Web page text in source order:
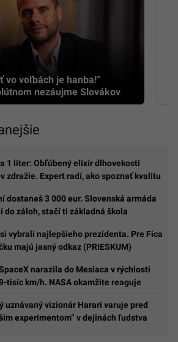
vo voľbách je hanba!“
nezáujme Slovákov
1 liter: Obľúbený elixír dlhovekosti
zdražie. Expert radí, ako spoznať kvalitu
dostaneš 3 000 eur. Slovenská armáda
do záloh, stačí ti základná škola
vybrali najlepšieho prezidenta. Pre Fica
majú jasný odkaz (PRIESKUM)
narazila do Mesiaca v rýchlosti
tisíc km/h. NASA okamžite reaguje
uznávaný vizionár Harari varuje pred
experimentom“ v dejinách ľudstva